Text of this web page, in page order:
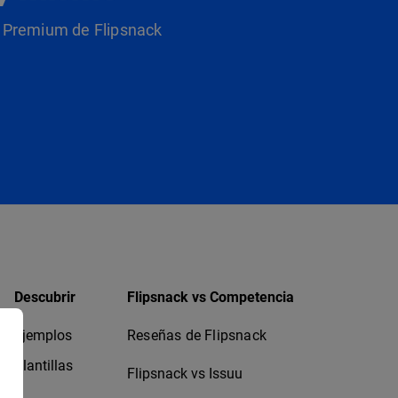
de Flipsnack
Descubrir
Ejemplos
Plantillas
Flipsnack vs Competencia
Reseñas de Flipsnack
Flipsnack vs Issuu